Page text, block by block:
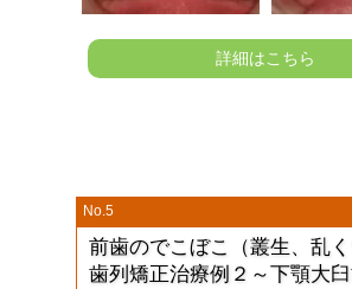
詳細はこちら
No.5
前歯のでこぼこ（叢生、乱
歯列矯正治療例２～下顎大